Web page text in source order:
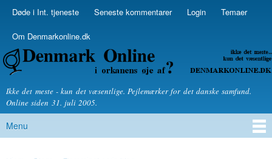
Skip to
Secondary menu
Døde i Int. tjeneste Seneste kommentarer Login Temaer
Om Denmarkonline.dk
Denmarkonline.dk - blognyheder om politik
Ikke det meste - kun det væsentlige. Pejlemærker for det danske samfund.
Online siden 31. juli 2005.
Main menu
Menu